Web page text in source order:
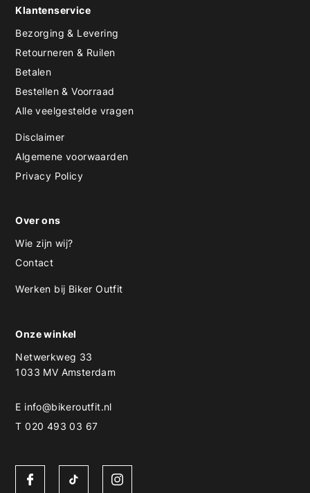
Klantenservice
Bezorging & Levering
Retourneren & Ruilen
Betalen
Bestellen & Voorraad
Alle veelgestelde vragen
Disclaimer
Algemene voorwaarden
Privacy Policy
Over ons
Wie zijn wij?
Contact
Werken bij Biker Outfit
Onze winkel
Netwerkweg 33
1033 MV Amsterdam
E info@bikeroutfit.nl
T 020 493 03 67